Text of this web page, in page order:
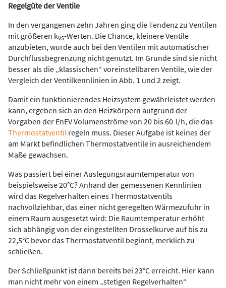
Regelgüte der Ventile
In den vergangenen zehn Jahren ging die Tendenz zu Ventilen
mit größeren kVS-Werten. Die Chance, kleinere Ventile
anzubieten, wurde auch bei den Ventilen mit automatischer
Durchflussbegrenzung nicht genutzt. Im Grunde sind sie nicht
besser als die „klassischen“ voreinstellbaren Ventile, wie der
Vergleich der Ventilkennlinien in Abb. 1 und 2 zeigt.
Damit ein funktionierendes Heizsystem gewährleistet werden
kann, ergeben sich an den Heizkörpern aufgrund der
Vorgaben der EnEV Volumenströme von 20 bis 60 l/h, die das
Thermostatventil regeln muss. Dieser Aufgabe ist keines der
am Markt befindlichen Thermostatventile in ausreichendem
Maße gewachsen.
Was passiert bei einer Auslegungsraumtemperatur von
beispielsweise 20°C? Anhand der gemessenen Kennlinien
wird das Regelverhalten eines Thermostatventils
nachvollziehbar, das einer nicht geregelten Wärmezufuhr in
einem Raum ausgesetzt wird: Die Raumtemperatur erhöht
sich abhängig von der eingestellten Drosselkurve auf bis zu
22,5°C bevor das Thermostatventil beginnt, merklich zu
schließen.
Der Schließpunkt ist dann bereits bei 23°C erreicht. Hier kann
man nicht mehr von einem „stetigen Regelverhalten“